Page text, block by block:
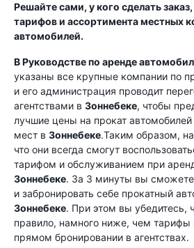
Решайте сами, у кого сделать
тарифов и ассортимента местных
автомобилей.
В Руководстве по аренде
указаны все крупные компании по
и его администрация проводит
агентствами в Зоннебеке, чтобы
лучшие цены на прокат автомобилей
мест в Зоннебеке.Таким образом,
что они всегда смогут
тарифом и обслуживанием при
Зоннебеке. За 3 минуты вы
и забронировать себе прокатный
Зоннебеке. При этом вы убедитесь,
правило, намного ниже, чем тарифы
прямом бронировании в агентствах.